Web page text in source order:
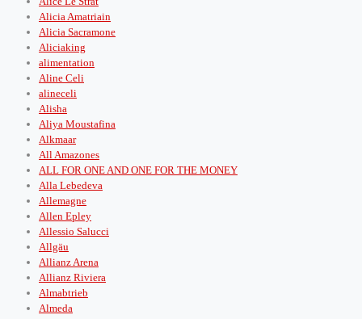
Alicia Amatriain
Alicia Sacramone
Aliciaking
alimentation
Aline Celi
alineceli
Alisha
Aliya Moustafina
Alkmaar
All Amazones
ALL FOR ONE AND ONE FOR THE MONEY
Alla Lebedeva
Allemagne
Allen Epley
Allessio Salucci
Allgäu
Allianz Arena
Allianz Riviera
Almabtrieb
Almeda